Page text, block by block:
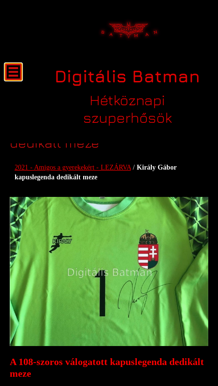
Digitális Batman
Hétköznapi
szuperhősök
Király Gábor kapuslegenda
dedikált meze
2021 - Amigos a gyerekekért - LEZÁRVA/ Király Gábor
kapuslegenda dedikált meze
A 108-szoros válogatott kapuslegenda dedikált
meze